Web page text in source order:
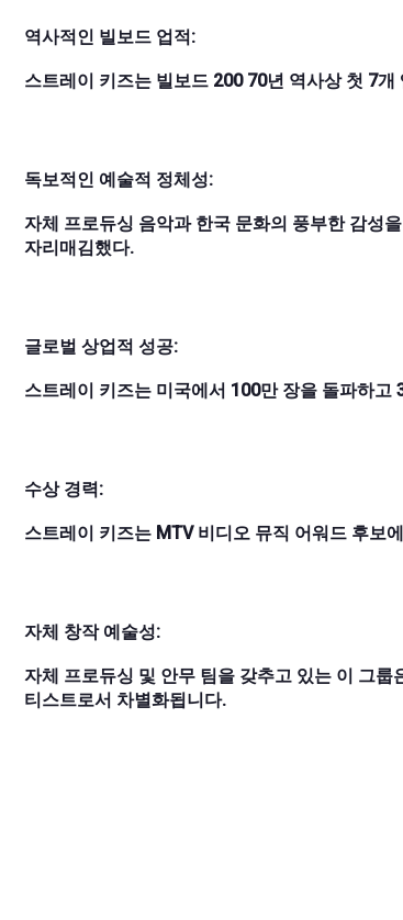
역사적인 빌보드 업적:
스트레이 키즈는 빌보드 200 70년 역사상 첫 7
독보적인 예술적 정체성:
자체 프로듀싱 음악과 한국 문화의 풍부한 감성
자리매김했다.
글로벌 상업적 성공:
스트레이 키즈는 미국에서 100만 장을 돌파하
수상 경력:
스트레이 키즈는 MTV 비디오 뮤직 어워드 후보
자체 창작 예술성:
자체 프로듀싱 및 안무 팀을 갖추고 있는 이 그
티스트로서 차별화됩니다.